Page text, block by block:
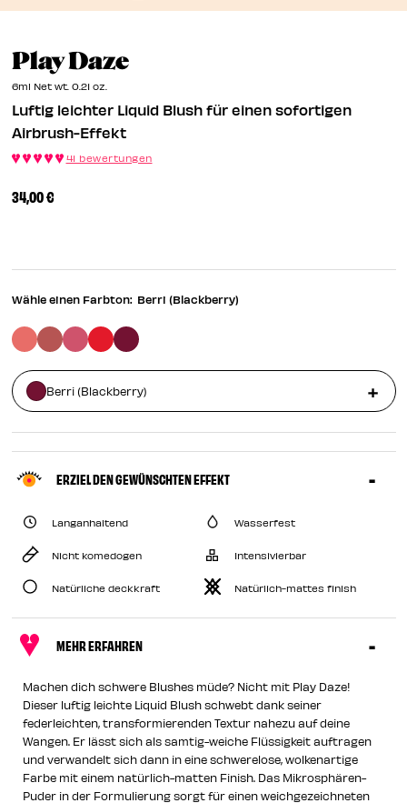
Play DazeLuftig Leichter Liquid
6ml Net wt. 0.21 oz.
Luftig leichter Liquid Blush für einen sofortigen
Airbrush-Effekt
41 bewertungen
34,00 €
Wähle einen Farbton: Berri (Blackberry)
Berri (Blackberry)
ERZIEL DEN GEWÜNSCHTEN EFFEKT
Langanhaltend Wasserfest
Nicht komedogen Intensivierbar
Natürliche deckkraft Natürlich-mattes finish
MEHR ERFAHREN
Machen dich schwere Blushes müde? Nicht mit Play Daze!
Dieser luftig leichte Liquid Blush schwebt dank seiner
federleichten, transformierenden Textur nahezu auf deine
Wangen. Er lässt sich als samtig-weiche Flüssigkeit auftragen
und verwandelt sich dann in eine schwerelose, wolkenartige
Farbe mit einem natürlich-matten Finish. Das Mikrosphären-
Puder in der Formulierung sorgt für einen weichgezeichneten